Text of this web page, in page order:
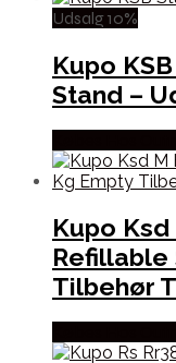
Udsalg 10%
Kupo
Stand –
Kupo
Refillable
Tilbehør